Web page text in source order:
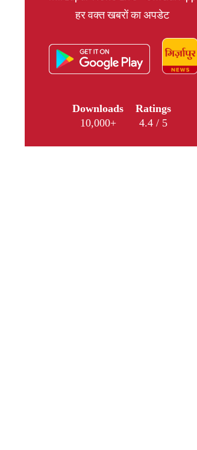
हर वक्त खबरों का अपडेट
Downloads
10,000+
Ratings
4.4 / 5